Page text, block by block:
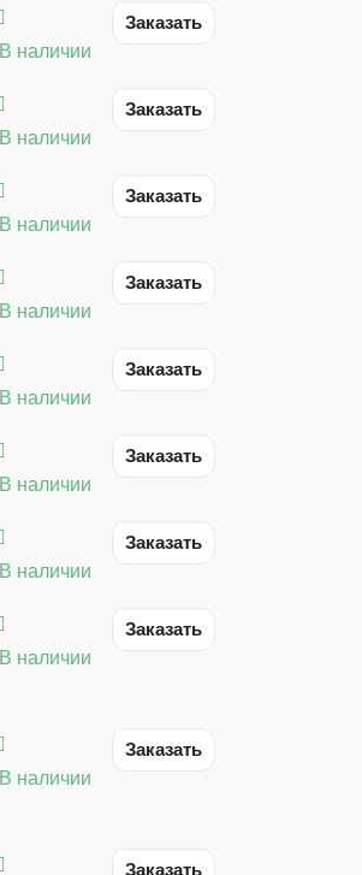
В наличии
Заказать
В наличии
Заказать
В наличии
Заказать
В наличии
Заказать
В наличии
Заказать
В наличии
Заказать
В наличии
Заказать
В наличии
Заказать
В наличии
Заказать
Заказать